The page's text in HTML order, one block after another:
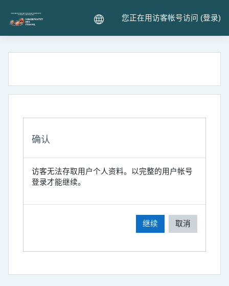
您正在用访客帐号访问 (登录)
确认
访客无法存取用户个人资料。以完整的用户帐号
登录才能继续。
继续 取消